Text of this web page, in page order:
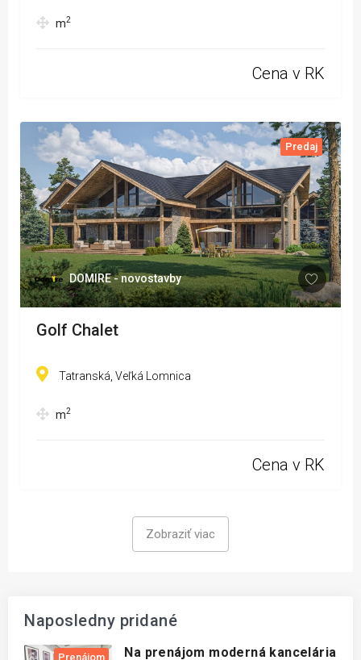
m2
Cena v RK
Predaj
DOMIRE - novostavby
Golf Chalet
Tatranská, Veľká Lomnica
m2
Cena v RK
Zobraziť viac
Naposledny pridané
Prenájom
Na prenájom moderná kancelária